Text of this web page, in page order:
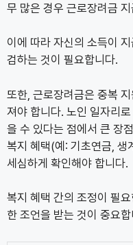
무 많은 경우 근로장려금
이에 따라 자신의 소득이
검하는 것이 필요합니다.
또한, 근로장려금은 중복
져야 합니다. 노인 일자리
을 수 있다는 점에서 큰 장
복지 혜택(예: 기초연금, 생
세심하게 확인해야 합니다.
복지 혜택 간의 조정이 필
한 조언을 받는 것이 중요